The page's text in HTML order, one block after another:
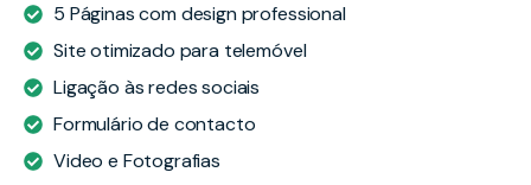
5 Páginas com design professional
Site otimizado para telemóvel
Ligação às redes sociais
Formulário de contacto
Video e Fotografias